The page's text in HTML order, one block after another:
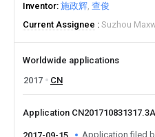
Inventor 施政辉 查俊
Current Assignee
Suzhou
Worldwide applications
2017
CN
Application
Application filed